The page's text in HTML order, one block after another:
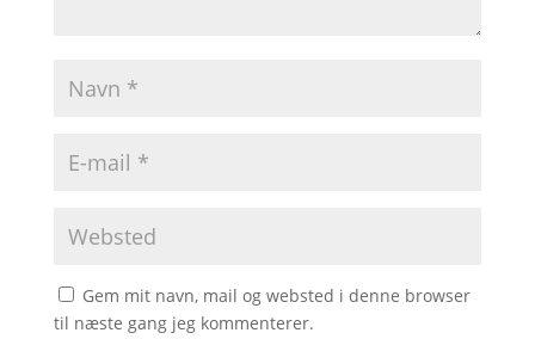
Gem mit navn, mail og websted i denne browser
til næste gang jeg kommenterer.